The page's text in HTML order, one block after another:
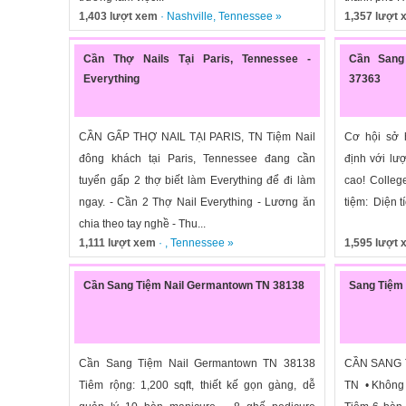
1,403 lượt xem · Nashville,Tennessee »
1,357 lượt
Cần Thợ Nails Tại Paris, Tennessee -
Everything
CẦN GẤP THỢ NAIL TẠI PARIS, TN Tiệm Nail
đông khách tại Paris, Tennessee đang cần
tuyển gấp 2 thợ biết làm Everything để đi làm
ngay. - Cần 2 Thợ Nail Everything - Lương ăn
chia theo tay nghề - Thu...
1,111 lượt xem · ,Tennessee »
Cần
37363
Cơ hội sở
định với
cao!
tiệm: Diện
1,595 lượt
Cần Sang Tiệm Nail Germantown TN 38138
Cần Sang Tiệm Nail Germantown TN 38138
Tiêm rộng: 1,200 sqft, thiết kế gọn gàng, dễ
Sang
CẦN SANG
TN •